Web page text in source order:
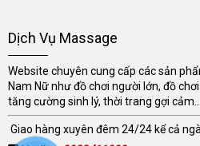
Dịch Vụ Massage
Website chuyên cung cấp các sản
Nam Nữ như đồ chơi người lớn, đồ
tăng cường sinh lý, thời trang gợi
Giao hàng xuyên đêm 24/24 kể cả